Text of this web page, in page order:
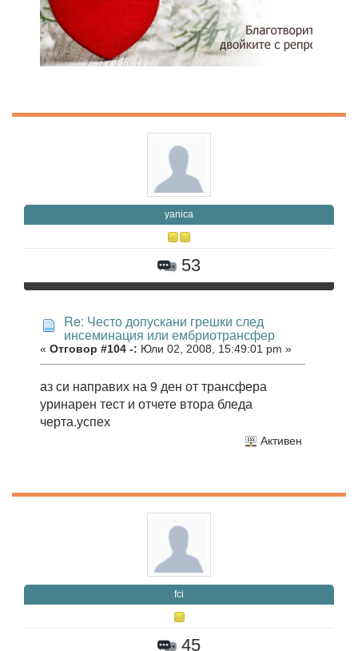
yanica
53
Re: Често допускани грешки след
инсеминация или ембриотрансфер
« Отговор #104 -: Юли 02, 2008, 15:49:01 pm »
аз си направих на 9 ден от трансфера
уринарен тест и отчете втора бледа
черта.успех
Активен
fci
45